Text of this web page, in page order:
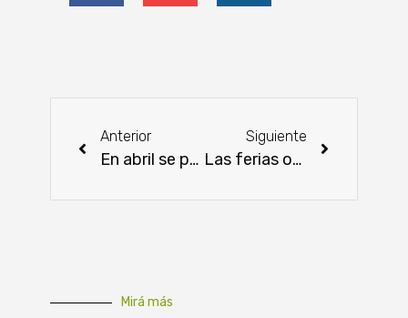
Anterior
En abril se prevé inicio del tercer tramo de la Bioceánica
Siguiente
Las ferias ovinas de verano consolidan el mercado genético
Mirá más